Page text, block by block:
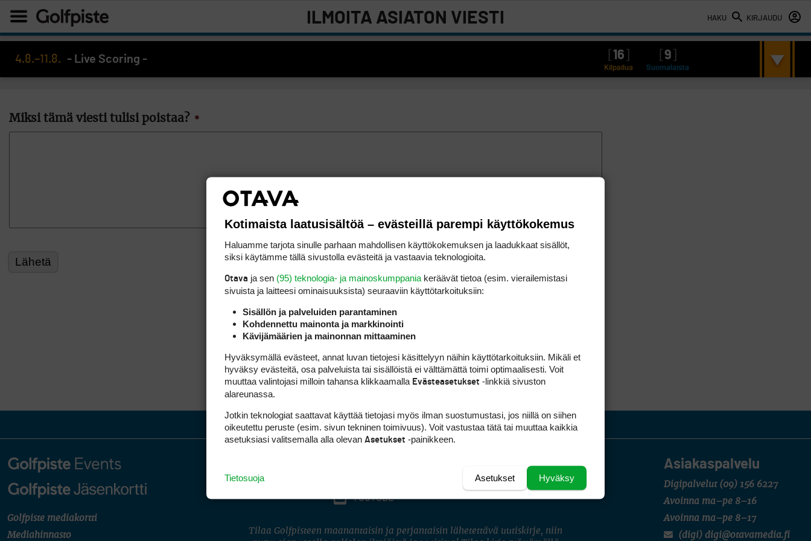
HAKU KIRJAUDU
ILMOITA ASIATON VIESTI
4.8.–11.8. - Live Scoring - 16 9
Kilpailua Suomalaista
Miksi tämä viesti tulisi poistaa? *
Golfpiste mediakortti
Mediahinnasto
Asiakaspalvelu
Digipalvelut (09) 156 6227
Avoinna ma–pe 8–16
Avoinna ma–pe 8–17
(digi) digi@otavamedia.fi
INSTAGRAM
YOUTUBE
Tilaa Golfpisteen maanantaisin ja perjantaisin lähetettävä uutiskirje, niin
Kotimaista laatusisältöä – evästeillä parempi käyttökokemus
Haluamme tarjota sinulle parhaan mahdollisen käyttökokemuksen ja laadukkaat sisällöt,
siksi käytämme tällä sivustolla evästeitä ja vastaavia teknologioita.
Otava ja sen (95) teknologia- ja mainoskumppania keräävät tietoa (esim. vierailemis­tasi
sivuista ja laitteesi ominaisuuk­sista) seuraaviin käyttötarkoituksiin:
Sisällön ja palveluiden parantaminen
Kohdennettu mainonta ja markkinointi
Kävijämäärien ja mainonnan mittaaminen
Hyväksymällä evästeet, annat luvan tietojesi käsittelyyn näihin käyttötarkoituksiin. Mikäli et
hyväksy evästeitä, osa palveluista tai sisällöistä ei välttämättä toimi optimaalisesti. Voit
muuttaa valintojasi milloin tahansa klikkaamalla Evästeasetukset -linkkiä sivuston
alareunassa.
Jotkin teknologiat saattavat käyttää tietojasi myös ilman suostumustasi, jos niillä on siihen
oikeutettu peruste (esim. sivun tekninen toimivuus). Voit vastustaa tätä tai muuttaa kaikkia
asetuksiasi valitsemalla alla olevan Asetukset -painikkeen.
Hyväksy
Asetukset
Tietosuoja